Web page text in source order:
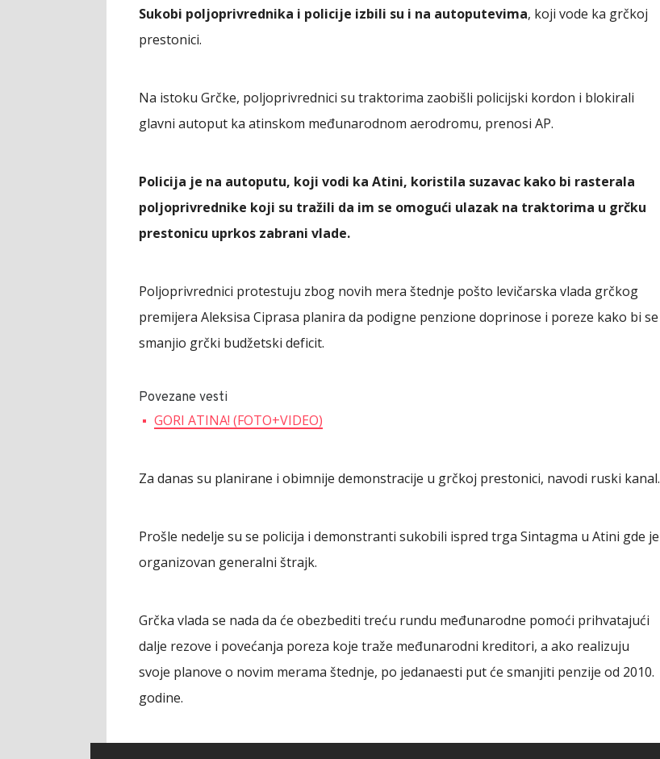
Sukobi poljoprivrednika i policije izbili su i na autoputevima, koji vode ka grčkoj
prestonici.
Na istoku Grčke, poljoprivrednici su traktorima zaobišli policijski kordon i blokirali
glavni autoput ka atinskom međunarodnom aerodromu, prenosi AP.
Policija je na autoputu, koji vodi ka Atini, koristila suzavac kako bi rasterala
poljoprivrednike koji su tražili da im se omogući ulazak na traktorima u grčku
prestonicu uprkos zabrani vlade.
Poljoprivrednici protestuju zbog novih mera štednje pošto levičarska vlada grčkog
premijera Aleksisa Ciprasa planira da podigne penzione doprinose i poreze kako bi se
smanjio grčki budžetski deficit.
Povezane vesti
GORI ATINA! (FOTO+VIDEO)
Za danas su planirane i obimnije demonstracije u grčkoj prestonici, navodi ruski kanal.
Prošle nedelje su se policija i demonstranti sukobili ispred trga Sintagma u Atini gde je
organizovan generalni štrajk.
Grčka vlada se nada da će obezbediti treću rundu međunarodne pomoći prihvatajući
dalje rezove i povećanja poreza koje traže međunarodni kreditori, a ako realizuju
svoje planove o novim merama štednje, po jedanaesti put će smanjiti penzije od 2010.
godine.